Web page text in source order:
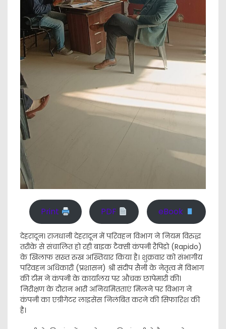
Print PDF eBook
देहरादून। राजधानी देहरादून में परिवहन विभाग ने नियम विरुद्ध
तरीके से संचालित हो रही बाइक टैक्सी कंपनी रैपिडो (Rapido)
के खिलाफ सख्त रुख अख्तियार किया है। शुक्रवार को संभागीय
परिवहन अधिकारी (प्रशासन) श्री संदीप सैनी के नेतृत्व में विभाग
की टीम ने कंपनी के कार्यालय पर औचक छापेमारी की।
निरीक्षण के दौरान भारी अनियमितताएं मिलने पर विभाग ने
कंपनी का एग्रीगेटर लाइसेंस निलंबित करने की सिफारिश की
है।